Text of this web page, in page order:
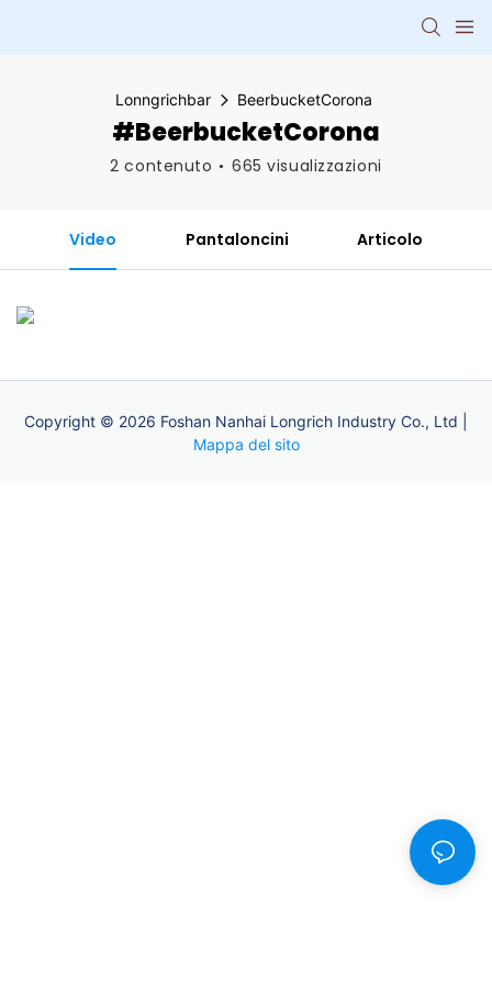
Lonngrichbar BeerbucketCorona
#BeerbucketCorona
2 contenuto 665 visualizzazioni
Video Pantaloncini Articolo
Copyright © 2026 Foshan Nanhai Longrich Industry Co., Ltd |
Mappa del sito